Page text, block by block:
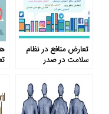
تعارض منافع در نظام
سلامت در صدر
فضای مجازی